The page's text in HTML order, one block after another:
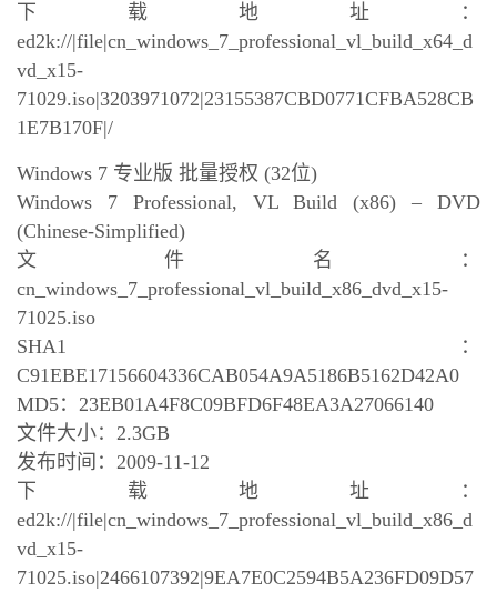
下载地址：
ed2k://|file|cn_windows_7_professional_vl_build_x64_d
vd_x15-
71029.iso|3203971072|23155387CBD0771CFBA528CB
1E7B170F|/
Windows 7 专业版 批量授权 (32位)
Windows 7 Professional, VL Build (x86) – DVD
(Chinese-Simplified)
文件名：
cn_windows_7_professional_vl_build_x86_dvd_x15-
71025.iso
SHA1：
C91EBE17156604336CAB054A9A5186B5162D42A0
MD5：23EB01A4F8C09BFD6F48EA3A27066140
文件大小：2.3GB
发布时间：2009-11-12
下载地址：
ed2k://|file|cn_windows_7_professional_vl_build_x86_d
vd_x15-
71025.iso|2466107392|9EA7E0C2594B5A236FD09D57